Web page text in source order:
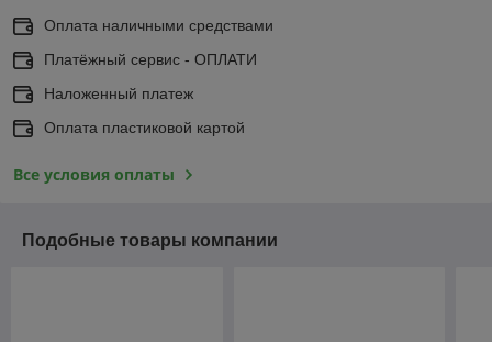
Оплата наличными средствами
Платёжный сервис - ОПЛАТИ
Наложенный платеж
Оплата пластиковой картой
Все условия оплаты
Подобные товары компании